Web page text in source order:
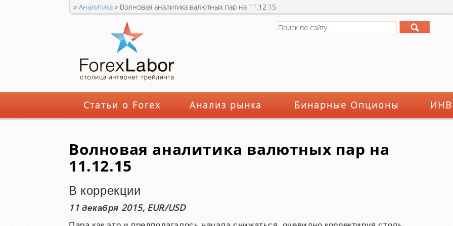
» Аналитика » Волновая аналитика валютных пар на 11.12.15
Статьи о Forex Анализ рынка Бинарные Опционы
Волновая аналитика валютных пар на
11.12.15
В коррекции
11 декабря 2015, EUR/USD